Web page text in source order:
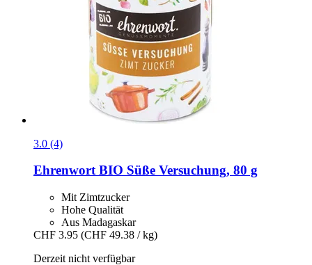
3.0 (4)
EhrenwortBIO Süße Versuchung, 80 g
Mit Zimtzucker
Hohe Qualität
Aus Madagaskar
CHF 3.95 (CHF 49.38 / kg)
Derzeit nicht verfügbar